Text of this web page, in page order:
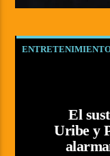
El
Uribe y